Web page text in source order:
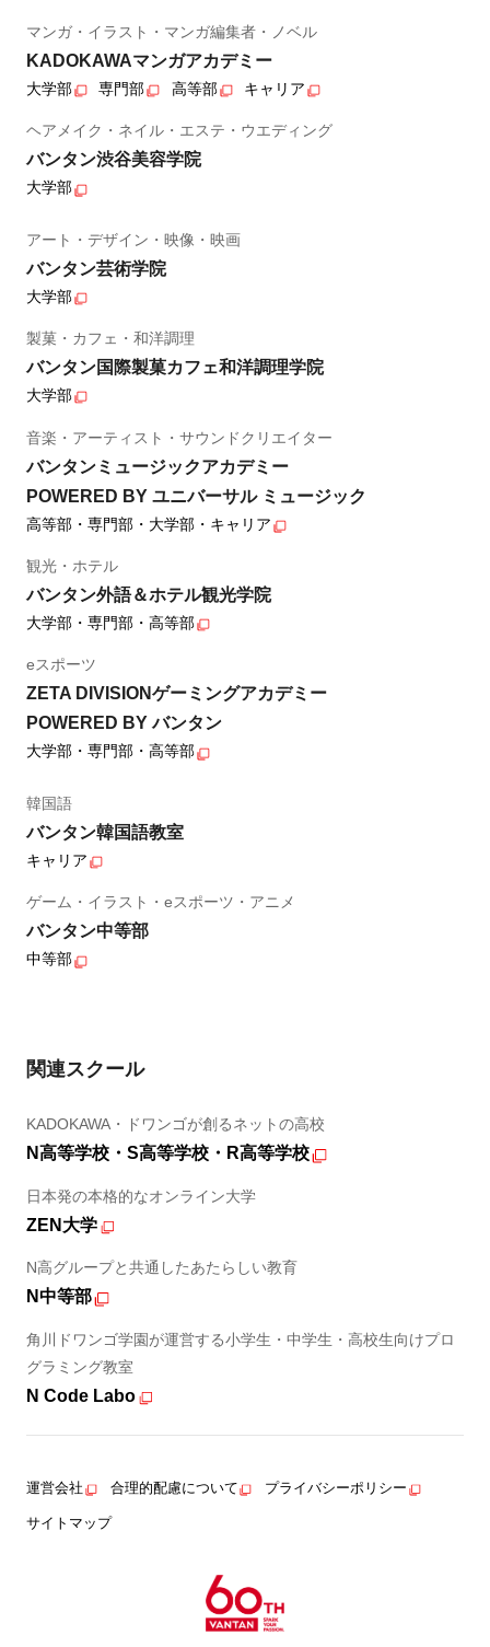
マンガ・イラスト・マンガ編集者・ノベル
KADOKAWAマンガアカデミー
大学部 専門部 高等部 キャリア
ヘアメイク・ネイル・エステ・ウエディング
バンタン渋谷美容学院
大学部
アート・デザイン・映像・映画
バンタン芸術学院
大学部
製菓・カフェ・和洋調理
バンタン国際製菓カフェ和洋調理学院
大学部
音楽・アーティスト・サウンドクリエイター
バンタンミュージックアカデミー
POWERED BY ユニバーサル ミュージック
高等部・専門部・大学部・キャリア
観光・ホテル
バンタン外語＆ホテル観光学院
大学部・専門部・高等部
eスポーツ
ZETA DIVISIONゲーミングアカデミー
POWERED BY バンタン
大学部・専門部・高等部
韓国語
バンタン韓国語教室
キャリア
ゲーム・イラスト・eスポーツ・アニメ
バンタン中等部
中等部
関連スクール
KADOKAWA・ドワンゴが創るネットの高校
N高等学校・S高等学校・R高等学校
日本発の本格的なオンライン大学
ZEN大学
N高グループと共通したあたらしい教育
N中等部
角川ドワンゴ学園が運営する小学生・中学生・高校生向けプロ
グラミング教室
N Code Labo
運営会社 合理的配慮について プライバシーポリシー
サイトマップ